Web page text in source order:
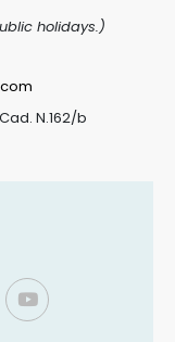
holidays.)
N.162/b